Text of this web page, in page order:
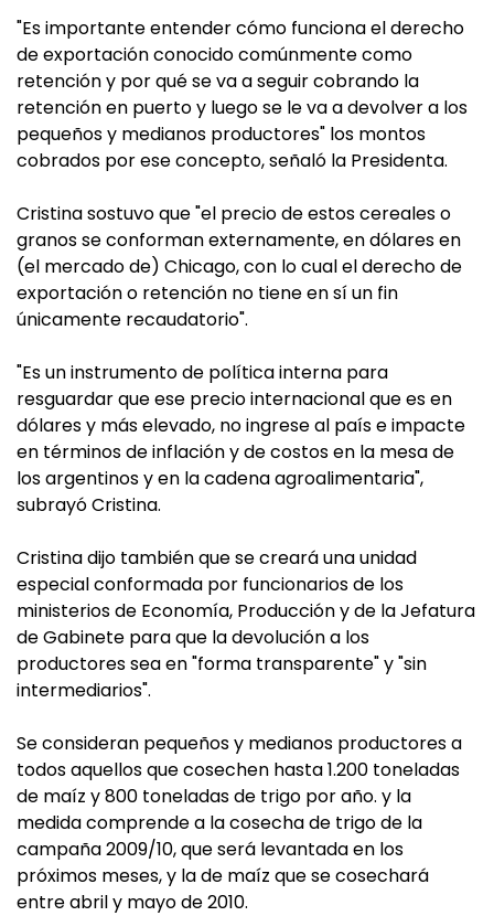
"Es importante entender cómo funciona el derecho
de exportación conocido comúnmente como
retención y por qué se va a seguir cobrando la
retención en puerto y luego se le va a devolver a los
pequeños y medianos productores" los montos
cobrados por ese concepto, señaló la Presidenta.
Cristina sostuvo que "el precio de estos cereales o
granos se conforman externamente, en dólares en
(el mercado de) Chicago, con lo cual el derecho de
exportación o retención no tiene en sí un fin
únicamente recaudatorio".
"Es un instrumento de política interna para
resguardar que ese precio internacional que es en
dólares y más elevado, no ingrese al país e impacte
en términos de inflación y de costos en la mesa de
los argentinos y en la cadena agroalimentaria",
subrayó Cristina.
Cristina dijo también que se creará una unidad
especial conformada por funcionarios de los
ministerios de Economía, Producción y de la Jefatura
de Gabinete para que la devolución a los
productores sea en "forma transparente" y "sin
intermediarios".
Se consideran pequeños y medianos productores a
todos aquellos que cosechen hasta 1.200 toneladas
de maíz y 800 toneladas de trigo por año. y la
medida comprende a la cosecha de trigo de la
campaña 2009/10, que será levantada en los
próximos meses, y la de maíz que se cosechará
entre abril y mayo de 2010.